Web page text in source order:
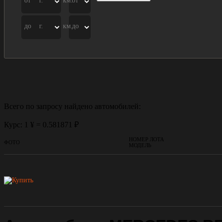
до г. до
км.
Всего по запросу найдено автомобилей:
Курс: 1 ¥ = 0.581871 ₽
ФОТО
НОМЕР ЛОТА
МОДЕЛЬ